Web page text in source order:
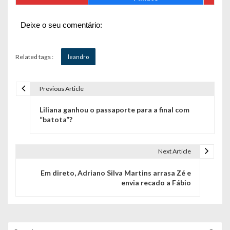
Deixe o seu comentário:
Related tags : leandro
ã
Previous Article
Liliana ganhou o passaporte para a final com
“batota”?
Next Article
Em direto, Adriano Silva Martins arrasa Zé e
envia recado a Fábio